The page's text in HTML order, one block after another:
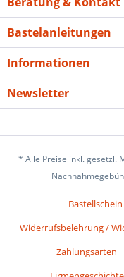
Bastelanleitungen
Informationen
Newsletter
* Alle Preise inkl. gesetzl.
Bastellschein
Widerrufsbelehrung /
Zahlungsarten